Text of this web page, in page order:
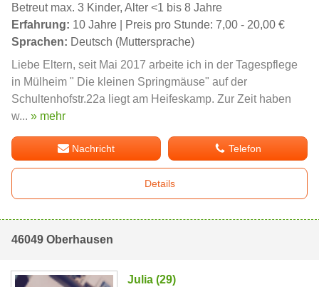
Betreut max. 3 Kinder, Alter <1 bis 8 Jahre
Erfahrung: 10 Jahre | Preis pro Stunde: 7,00 - 20,00 €
Sprachen: Deutsch (Muttersprache)
Liebe Eltern, seit Mai 2017 arbeite ich in der Tagespflege
in Mülheim " Die kleinen Springmäuse" auf der
Schultenhofstr.22a liegt am Heifeskamp. Zur Zeit haben
w... » mehr
Nachricht Telefon
Details
46049 Oberhausen
Julia (29)